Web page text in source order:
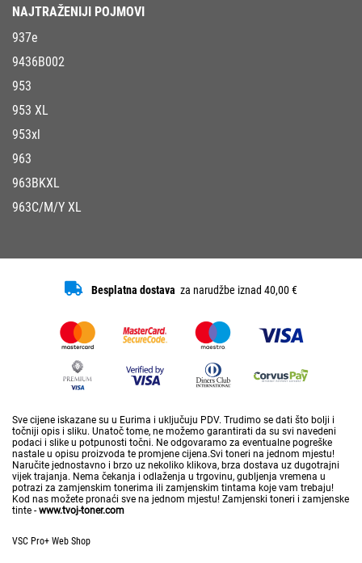
NAJTRAŽENIJI POJMOVI
937e
9436B002
953
953 XL
953xl
963
963BKXL
963C/M/Y XL
Besplatna dostava za narudžbe iznad 40,00 €
Sve cijene iskazane su u Eurima i uključuju PDV. Trudimo se dati što bolji i
točniji opis i sliku. Unatoč tome, ne možemo garantirati da su svi navedeni
podaci i slike u potpunosti točni. Ne odgovaramo za eventualne pogreške
nastale u opisu proizvoda te promjene cijena.Svi toneri na jednom mjestu!
Naručite jednostavno i brzo uz nekoliko klikova, brza dostava uz dugotrajni
vijek trajanja. Nema čekanja i odlaženja u trgovinu, gubljenja vremena u
potrazi za zamjenskim tonerima ili zamjenskim tintama koje vam trebaju!
Kod nas možete pronaći sve na jednom mjestu! Zamjenski toneri i zamjenske
tinte - www.tvoj-toner.com
VSC Pro+ Web Shop